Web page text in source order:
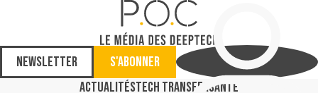
Newsletter
S'abonner
ActualitésTech TransferSanté